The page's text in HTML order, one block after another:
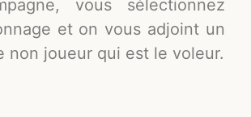
vous sélectionnez
et on vous adjoint un
non joueur qui est le voleur.